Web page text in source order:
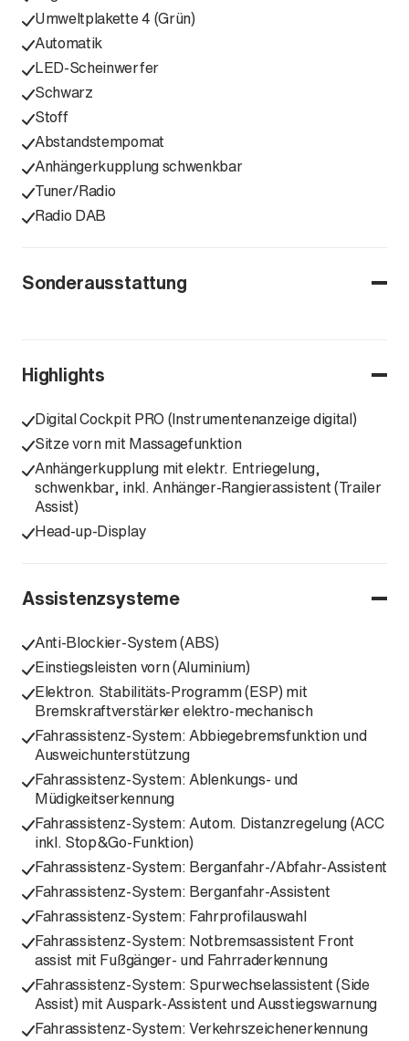
Umweltplakette 4 (Grün)
Automatik
LED-Scheinwerfer
Schwarz
Stoff
Abstandstempomat
Anhängerkupplung schwenkbar
Tuner/Radio
Radio DAB
Sonderausstattung
Highlights
Digital Cockpit PRO (Instrumentenanzeige digital)
Sitze vorn mit Massagefunktion
Anhängerkupplung mit elektr. Entriegelung,
schwenkbar, inkl. Anhänger-Rangierassistent (Trailer
Assist)
Head-up-Display
Assistenzsysteme
Anti-Blockier-System (ABS)
Einstiegsleisten vorn (Aluminium)
Elektron. Stabilitäts-Programm (ESP) mit
Bremskraftverstärker elektro-mechanisch
Fahrassistenz-System: Abbiegebremsfunktion und
Ausweichunterstützung
Fahrassistenz-System: Ablenkungs- und
Müdigkeitserkennung
Fahrassistenz-System: Autom. Distanzregelung (ACC
inkl. Stop&Go-Funktion)
Fahrassistenz-System: Berganfahr-/Abfahr-Assistent
Fahrassistenz-System: Berganfahr-Assistent
Fahrassistenz-System: Fahrprofilauswahl
Fahrassistenz-System: Notbremsassistent Front
assist mit Fußgänger- und Fahrraderkennung
Fahrassistenz-System: Spurwechselassistent (Side
Assist) mit Auspark-Assistent und Ausstiegswarnung
Fahrassistenz-System: Verkehrszeichenerkennung